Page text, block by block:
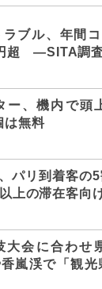
ブル、年間コ
円超 ―SITA調
ー、機内で頭
は無料
パリ到着客の
上の滞在客向
大会に合わせ
嵐渓で「観